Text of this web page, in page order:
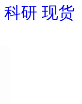
研 现货